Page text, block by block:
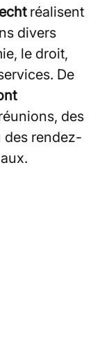
réalisent
divers
le droit,
De
des
des rendez-